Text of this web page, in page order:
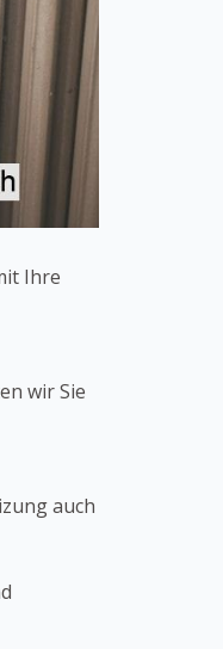
Ihre
wir Sie
auch